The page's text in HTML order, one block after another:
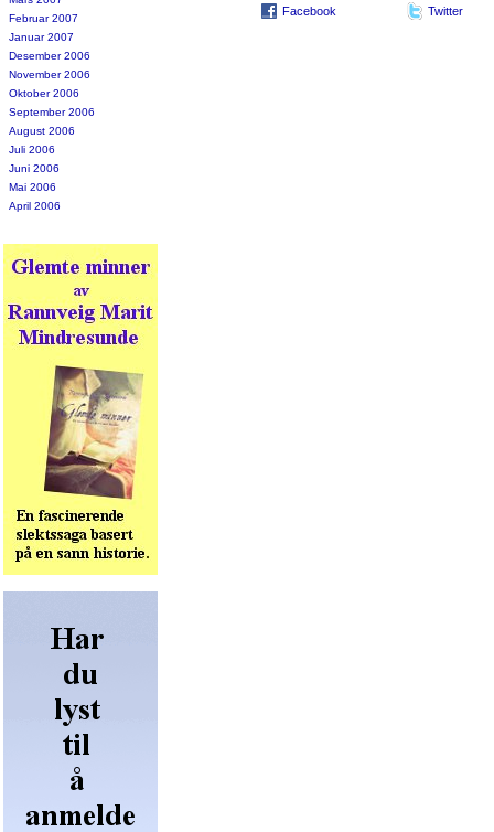
Februar 2007
Januar 2007
Desember 2006
November 2006
Oktober 2006
September 2006
August 2006
Juli 2006
Juni 2006
Mai 2006
April 2006
Facebook Twitter